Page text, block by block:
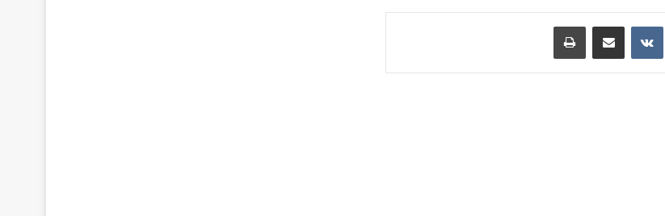
مشاركة عبر البريد طباعة